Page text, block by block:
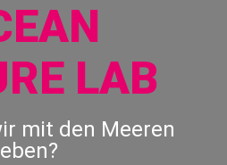
LAB
mit den Meeren
leben?